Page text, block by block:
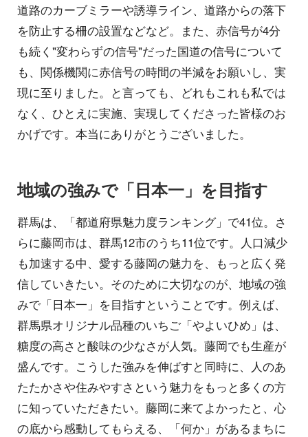
道路のカーブミラーや誘導ライン、道路からの落下
を防止する柵の設置などなど。また、赤信号が4分
も続く"変わらずの信号"だった国道の信号について
も、関係機関に赤信号の時間の半減をお願いし、実
現に至りました。と言っても、どれもこれも私では
なく、ひとえに実施、実現してくださった皆様のお
かげです。本当にありがとうございました。
地域の強みで「日本一」を目指す
群馬は、「都道府県魅力度ランキング」で41位。さ
らに藤岡市は、群馬12市のうち11位です。人口減少
も加速する中、愛する藤岡の魅力を、もっと広く発
信していきたい。そのために大切なのが、地域の強
みで「日本一」を目指すということです。例えば、
群馬県オリジナル品種のいちご「やよいひめ」は、
糖度の高さと酸味の少なさが人気。藤岡でも生産が
盛んです。こうした強みを伸ばすと同時に、人のあ
たたかさや住みやすさという魅力をもっと多くの方
に知っていただきたい。藤岡に来てよかったと、心
の底から感動してもらえる、「何か」があるまちに